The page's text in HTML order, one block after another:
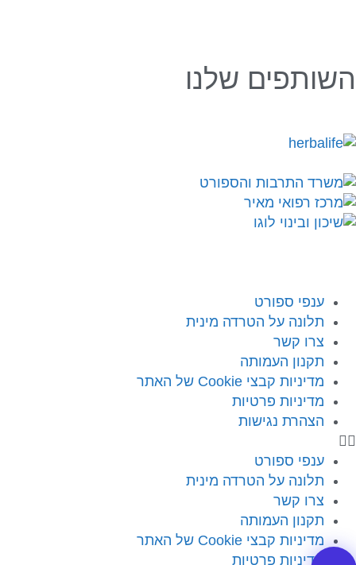
השותפים שלנו
ענפי ספורט
תלונה על הטרדה מינית
צרו קשר
תקנון העמותה
מדיניות קבצי Cookie של האתר
מדיניות פרטיות
הצהרת נגישות
ענפי ספורט
תלונה על הטרדה מינית
צרו קשר
תקנון העמותה
מדיניות קבצי Cookie של האתר
מדיניות פרטיות